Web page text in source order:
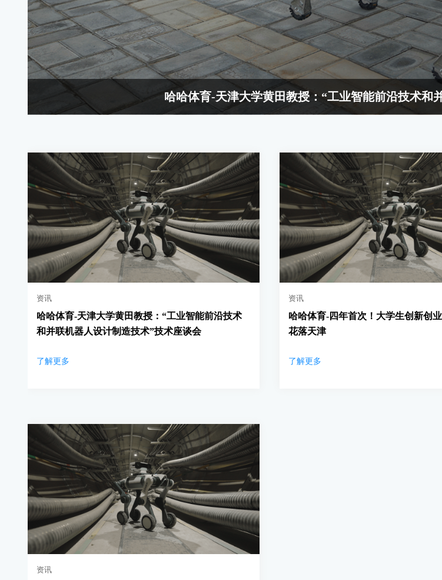
哈哈体育-天津大学黄田教授：“工业智能前沿技术和
资讯
哈哈体育-天津大学黄田教授：“工业智能前沿技术
和并联机器人设计制造技术”技术座谈会
了解更多
资讯
哈哈体育-四年首次！大学生创新创
花落天津
了解更多
资讯